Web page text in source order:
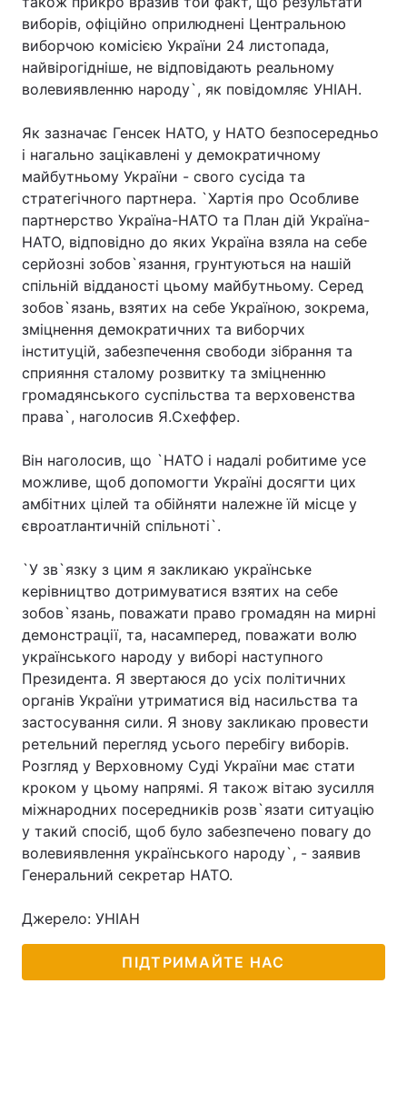
Економіка Світ
Спорт
Зброя Інциденти
Здоров'я Туризм
Цікавинки Погода
Екологія Регіони
Відео з Youtube Статті
Інтерв'ю Думки
Архів Вакансії
Контакти
Послуги
Тема оформлення
виборів, офіційно оприлюднені Центральною
виборчою комісією України 24 листопада,
найвірогідніше, не відповідають реальному
волевиявленню народу`, як повідомляє УНІАН.
Як зазначає Генсек НАТО, у НАТО безпосередньо
і нагально зацікавлені у демократичному
майбутньому України - свого сусіда та
стратегічного партнера. `Хартія про Особливе
партнерство Україна-НАТО та План дій Україна-
НАТО, відповідно до яких Україна взяла на себе
серйозні зобов`язання, грунтуються на нашій
спільній відданості цьому майбутньому. Серед
зобов`язань, взятих на себе Україною, зокрема,
зміцнення демократичних та виборчих
інституцій, забезпечення свободи зібрання та
сприяння сталому розвитку та зміцненню
громадянського суспільства та верховенства
права`, наголосив Я.Схеффер.
Він наголосив, що `НАТО і надалі робитиме усе
можливе, щоб допомогти Україні досягти цих
амбітних цілей та обійняти належне їй місце у
євроатлантичній спільноті`.
`У зв`язку з цим я закликаю українське
керівництво дотримуватися взятих на себе
зобов`язань, поважати право громадян на мирні
демонстрації, та, насамперед, поважати волю
українського народу у виборі наступного
Президента. Я звертаюся до усіх політичних
органів України утриматися від насильства та
застосування сили. Я знову закликаю провести
ретельний перегляд усього перебігу виборів.
Розгляд у Верховному Суді України має стати
кроком у цьому напрямі. Я також вітаю зусилля
міжнародних посередників розв`язати ситуацію
у такий спосіб, щоб було забезпечено повагу до
волевиявлення українського народу`, - заявив
Генеральний секретар НАТО.
Джерело: УНІАН
ПІДТРИМАЙТЕ НАС